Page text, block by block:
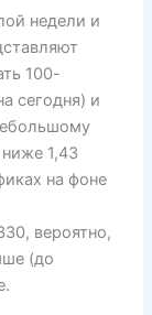
недели и
100-
сегодня) и
1,43
на фоне
вероятно,
(до